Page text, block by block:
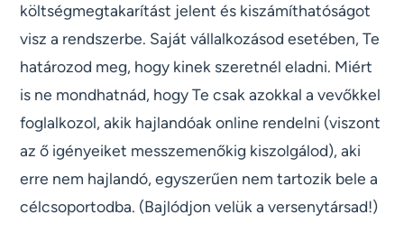
költségmegtakarítást jelent és kiszámíthatóságot
visz a rendszerbe. Saját vállalkozásod esetében, Te
határozod meg, hogy kinek szeretnél eladni. Miért
is ne mondhatnád, hogy Te csak azokkal a vevőkkel
foglalkozol, akik hajlandóak online rendelni (viszont
az ő igényeiket messzemenőkig kiszolgálod), aki
erre nem hajlandó, egyszerűen nem tartozik bele a
célcsoportodba. (Bajlódjon velük a versenytársad!)